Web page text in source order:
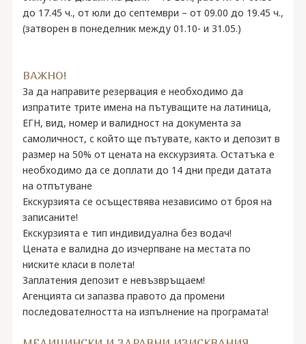
до 17.45 ч., от юли до септември – от 09.00 до 19.45 ч.,
(затворен в понеделник между 01.10- и 31.05.)
ВАЖНО!
За да направите резервация е необходимо да
изпратите трите имена на пътуващите на латиница,
ЕГН, вид, номер и валидност на документа за
самоличност, с който ще пътувате, както и депозит в
размер на 50% oт цената на екскурзията. Остатъка е
необходимо да се доплати до 14 дни преди датата
на отпътуване
Екскурзията се осъществява независимо от броя на
записаните!
Екскурзията е тип индивидуална без водач!
Цената е валидна до изчерпване на местата по
ниските класи в полета!
Заплатения депозит е невъзвръщаем!
Агенцията си запазва правото да промени
последователността на изпълнение на програмата!